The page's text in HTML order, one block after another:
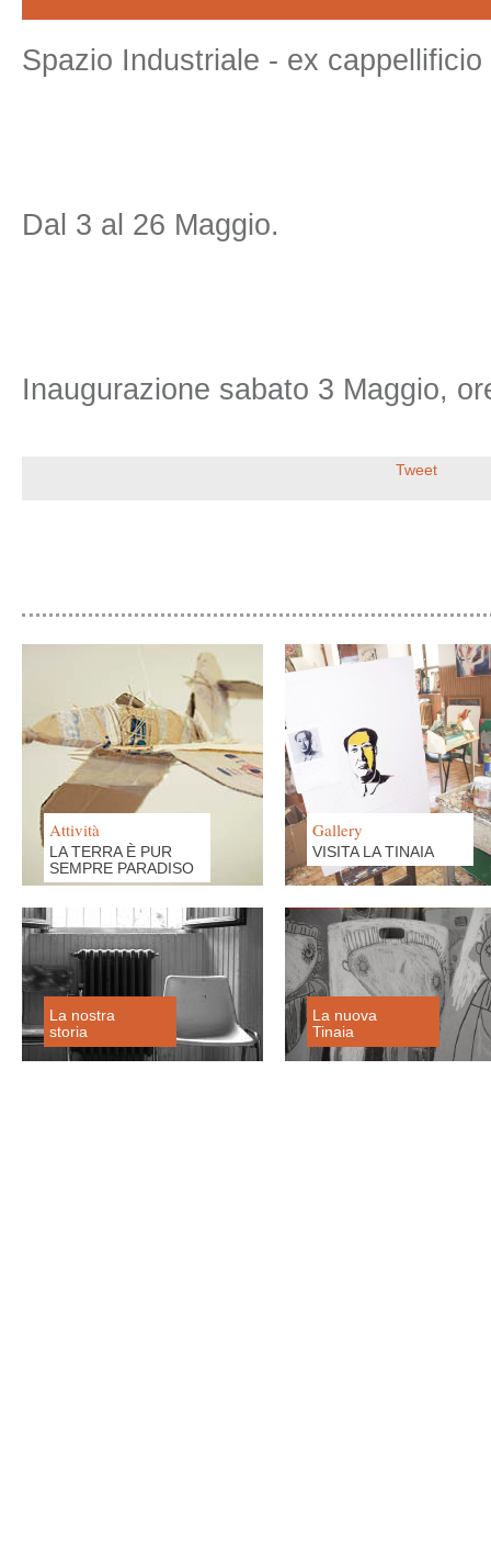
Spazio Industriale - ex
Dal 3 al 26 Maggio.
Inaugurazione sabato 3 Maggio,
Tweet
Attività
LA TERRA È PUR
SEMPRE PARADISO
Gallery
VISITA LA TINAIA
La nostra
storia
La nuova
Tinaia